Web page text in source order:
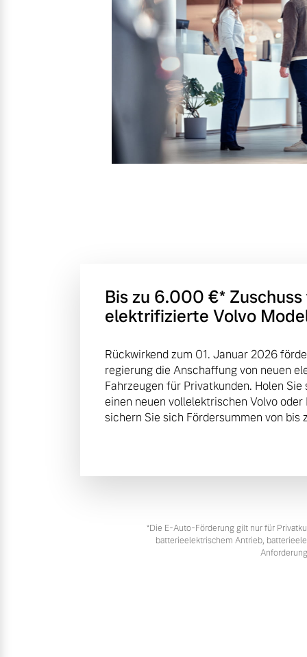
Mehr erfahren
Frühjahrscheck
Entdecken Sie unsere saisonalen
Mehr erfahren
Bis zu 6.000 €⁠* Zuschuss
elektrifizierte Volvo
Rückwirkend zum 01. Januar 2026
regierung die Anschaffung von neuen
Fahrzeugen für Privatkunden. Holen
einen neuen vollelektrischen Volvo
sichern Sie sich Fördersummen von bis
*Die E‑Auto-Förderung gilt nur für
batterieelektrischem Antrieb,